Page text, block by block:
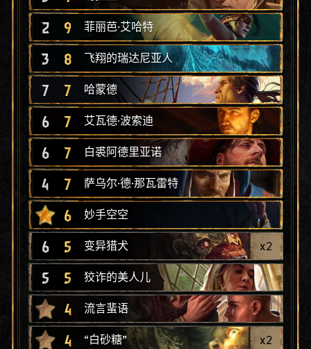
2 9 菲丽芭·艾哈特
3 8 飞翔的瑞达尼亚人
7 7 哈蒙德
6 7 艾瓦德·波索迪
6 7 白裘阿德里亚诺
4 7 萨乌尔·德·那瓦雷特
6 妙手空空
6 5 变异猎犬 x2
5 5 狡诈的美人儿
4 流言蜚语
4 “白砂糖” x2